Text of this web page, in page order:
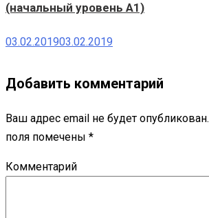
(начальный уровень А1)
03.02.201903.02.2019
Добавить комментарий
Ваш адрес email не будет опубликован.
поля помечены *
Комментарий